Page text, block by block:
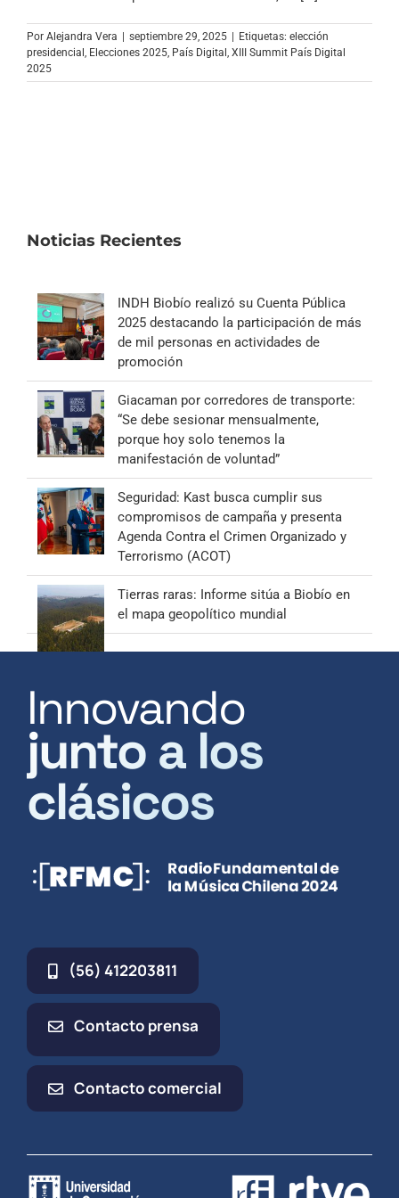
Por Alejandra Vera | septiembre 29, 2025 | Etiquetas: elección
presidencial Elecciones 2025 País Digital XIII Summit País Digital
2025
Noticias Recientes
INDH Biobío realizó su Cuenta Pública
2025 destacando la participación de más
de mil personas en actividades de
promoción
Giacaman por corredores de transporte:
“Se debe sesionar mensualmente,
porque hoy solo tenemos la
manifestación de voluntad”
Seguridad: Kast busca cumplir sus
compromisos de campaña y presenta
Agenda Contra el Crimen Organizado y
Terrorismo (ACOT)
Tierras raras: Informe sitúa a Biobío en
el mapa geopolítico mundial
Innovando
junto a los
clásicos
(56) 412203811
Contacto prensa
Contacto comercial